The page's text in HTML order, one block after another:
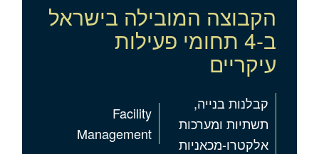
הקבוצה המובילה בישראל
ב-4 תחומי פעילות
עיקריים
קבלנות בנייה,
תשתיות ומערכות
אלקטרו-מכאניות
Facility
Management